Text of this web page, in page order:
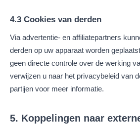
4.3 Cookies van derden
Via advertentie- en affiliatepartners
derden op uw apparaat worden
geen directe controle over de werking
verwijzen u naar het privacybeleid van
partijen voor meer informatie.
5. Koppelingen naar